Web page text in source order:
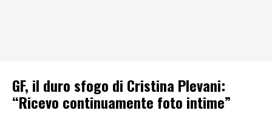
GF, il duro sfogo di Cristina Plevani:
“Ricevo continuamente foto intime”